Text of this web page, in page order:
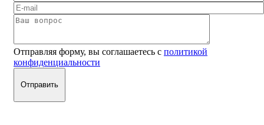
Отправляя форму, вы соглашаетесь с политикой
конфиденциальности